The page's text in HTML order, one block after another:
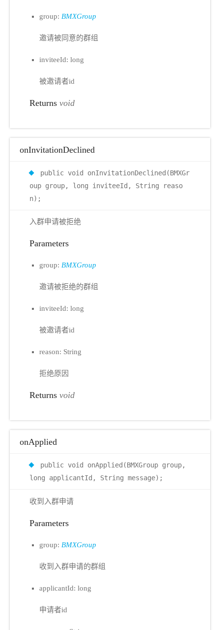
group: BMXGroup
邀请被同意的群组
inviteeId: long
被邀请者id
Returns void
onInvitationDeclined
public void onInvitationDeclined(BMXGr
oup group, long inviteeId, String reaso
n);
入群申请被拒绝
Parameters
group: BMXGroup
邀请被拒绝的群组
inviteeId: long
被邀请者id
reason: String
拒绝原因
Returns void
onApplied
public void onApplied(BMXGroup group,
long applicantId, String message);
收到入群申请
Parameters
group: BMXGroup
收到入群申请的群组
applicantId: long
申请者id